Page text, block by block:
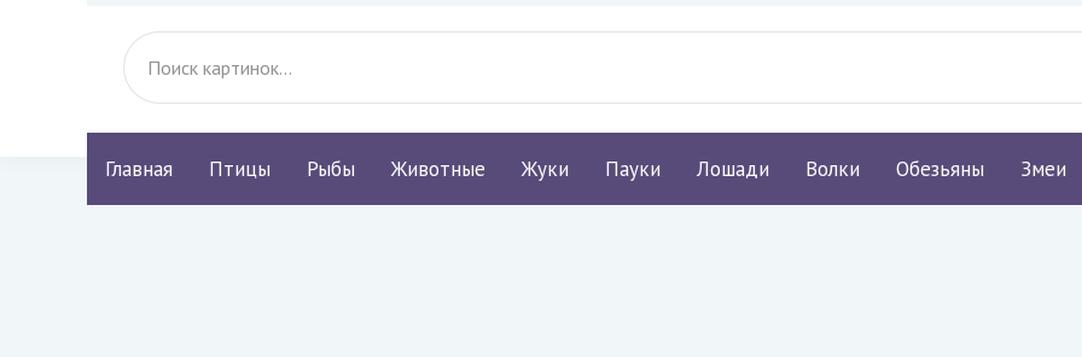
Главная Птицы Рыбы Животные Жуки Пауки Лошади Волки Обезьяны Змеи